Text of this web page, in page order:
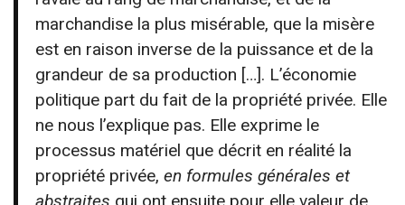
marchandise la plus misérable, que la misère
est en raison inverse de la puissance et de la
grandeur de sa production […]. L’économie
politique part du fait de la propriété privée. Elle
ne nous l’explique pas. Elle exprime le
processus matériel que décrit en réalité la
propriété privée,en formules générales et